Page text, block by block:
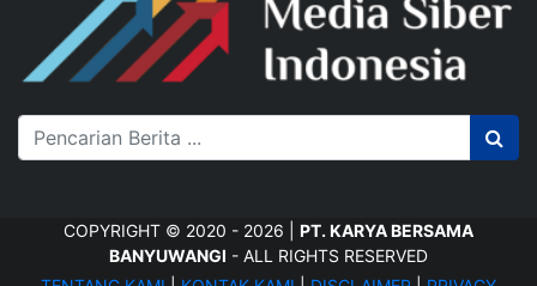
COPYRIGHT © 2020 - 2026 | PT. KARYA BERSAMA
BANYUWANGI - ALL RIGHTS RESERVED